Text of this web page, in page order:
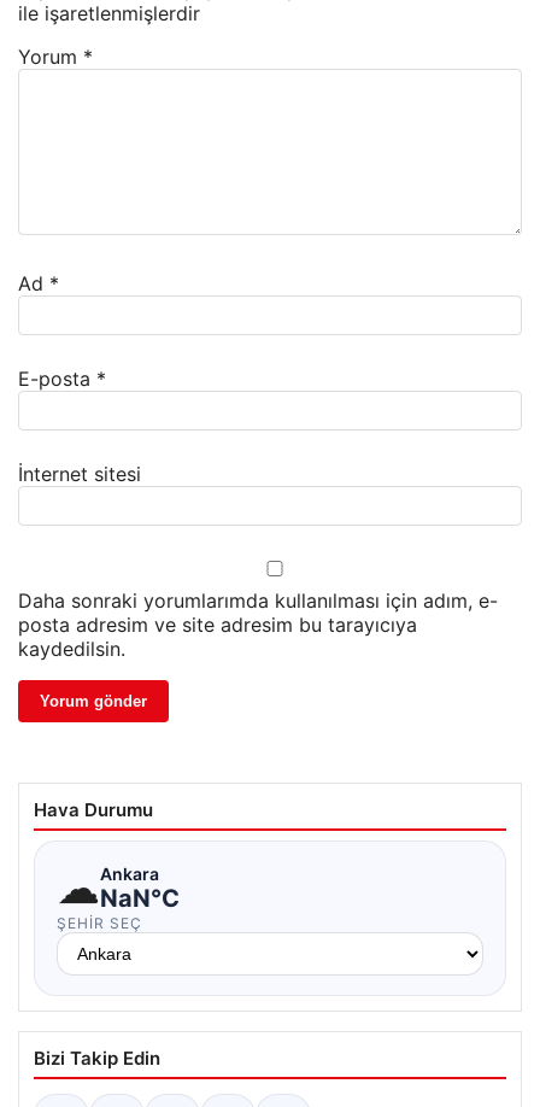
ile işaretlenmişlerdir
Yorum *
Ad *
E-posta *
İnternet sitesi
Daha sonraki yorumlarımda kullanılması için adım, e-
posta adresim ve site adresim bu tarayıcıya
kaydedilsin.
Hava Durumu
☁Ankara
NaN°C
ŞEHIR SEÇ
Bizi Takip Edin